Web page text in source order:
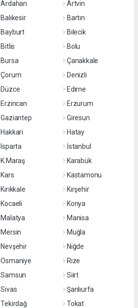
Ardahan
Artvin
Balıkesir
Bartın
Bayburt
Bilecik
Bitlis
Bolu
Bursa
Çanakkale
Çorum
Denizli
Düzce
Edirne
Erzincan
Erzurum
Gaziantep
Giresun
Hakkari
Hatay
Isparta
İstanbul
K.Maraş
Karabük
Kars
Kastamonu
Kırıkkale
Kırşehir
Kocaeli
Konya
Malatya
Manisa
Mersin
Muğla
Nevşehir
Niğde
Osmaniye
Rize
Samsun
Siirt
Sivas
Şanlıurfa
Tekirdağ
Tokat